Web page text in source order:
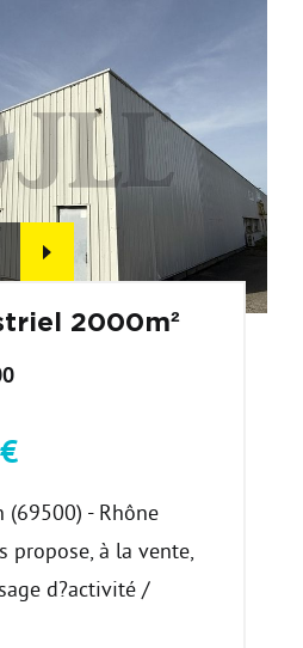
2000m²
(69500) - Rhône
propose, à la vente,
d?activité /